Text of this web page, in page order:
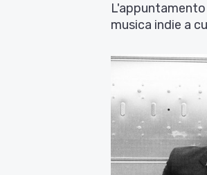
musica indie a